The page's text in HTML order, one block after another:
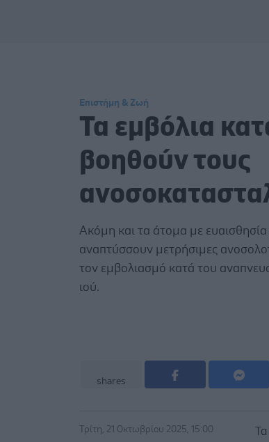
Επιστήμη & Ζωή
Τα εμβόλια
βοηθούν τους
Ακόμη και τα άτομα με ευαισθησία
αναπτύσσουν μετρήσιμες
τον εμβολιασμό κατά του
ιού.
shares
Τρίτη, 21 Οκτωβρίου 2025, 15:00